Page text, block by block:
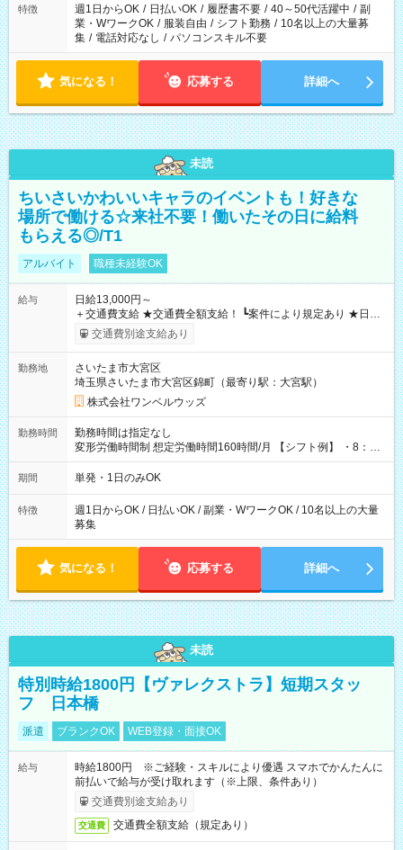
特徴 週1日からOK / 日払いOK / 履歴書不要 / 40～50代活躍中 / 副
業・WワークOK / 服装自由 / シフト勤務 / 10名以上の大量募
集 / 電話対応なし / パソコンスキル不要
気になる！ 応募する 詳細へ
未読
ちいさいかわいいキャラのイベントも！好きな
場所で働ける☆来社不要！働いたその日に給料
もらえる◎/T1
アルバイト 職種未経験OK
給与
日給13,000円～
＋交通費支給 ★交通費全額支給！ ┗案件により規定あり ★日払
いOK！（規定あり） ┗働いたその日に現金GET♪ お仕事後はコ
ンビニATMから 日払い分を引き落とせます！ 【試用期間】試
交通費別途支給あり
勤務地
さいたま市大宮区
埼玉県さいたま市大宮区錦町（最寄り駅：大宮駅）
株式会社ワンベルウッズ
勤務時間
勤務時間は指定なし
変形労働時間制 想定労働時間160時間/月 【シフト例】 ・8：00
～21：00
期間 単発・1日のみOK
特徴
週1日からOK / 日払いOK / 副業・WワークOK / 10名以上の大量
募集
気になる！ 応募する 詳細へ
未読
特別時給1800円【ヴァレクストラ】短期スタッ
フ 日本橋
派遣 ブランクOK WEB登録・面接OK
給与
時給1800円 ※ご経験・スキルにより優遇 スマホでかんたんに
前払いで給与が受け取れます（※上限、条件あり）
交通費別途支給あり
交通費 交通費全額支給（規定あり）